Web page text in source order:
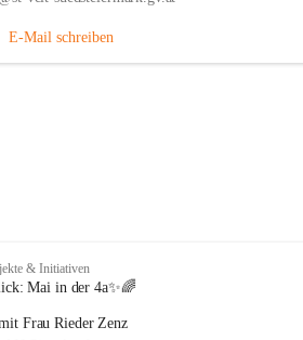
E-Mail schreiben
& Initiativen
Mai in der 4a✨🌈
Frau Rieder Zenz